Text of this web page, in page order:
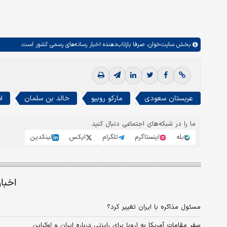
بخش سایت‌خوان، صرفا بازتاب‌دهنده اخبار رسانه‌های رسمی کشور است.
عربستان سعودی مارکو روبیو خالد بن سلمان
ما را در شبکه‌های اجتماعی دنبال کنید
بله
اینستاگرم تلگرام ایکس لینکدین
مسئول مذاکره با ایران تغییر کرد؟